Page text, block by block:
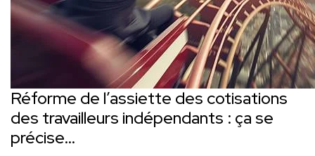
Réforme de l’assiette des cotisations
des travailleurs indépendants : ça se
précise…